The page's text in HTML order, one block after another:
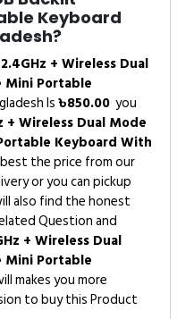
Keyboard
+ Wireless Dual
Mini Portable
Is৳850.00 you
+ Wireless Dual Mode
Keyboard With
the price from our
or you can pickup
also find the honest
Question and
+ Wireless Dual
Mini Portable
makes you more
to buy this Product